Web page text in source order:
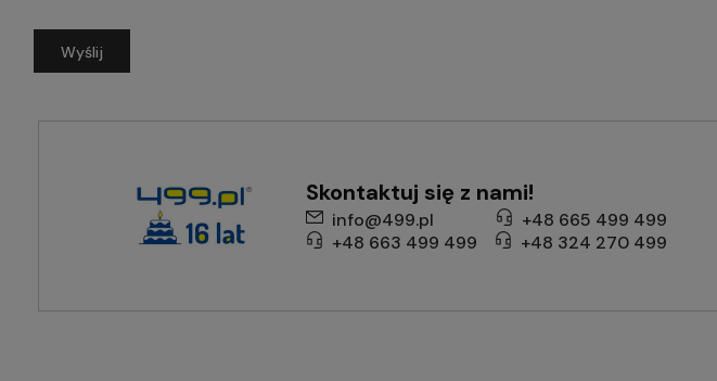
Wyślij
Skontaktuj się z nami!
info@499.pl
+48 665 499 499
+48 663 499 499
+48 324 270 499